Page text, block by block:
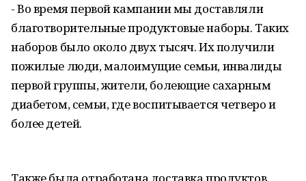
- Во время первой кампании мы доставляли
благотворительные продуктовые наборы. Таких
наборов было около двух тысяч. Их получили
пожилые люди, малоимущие семьи, инвалиды
первой группы, жители, болеющие сахарным
диабетом, семьи, где воспитывается четверо и
более детей.